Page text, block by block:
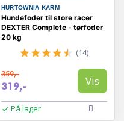
HURTOWNIA KARM
Hundefoder til store racer
DEXTER Complete - tørfoder
20 kg
(14)
359,-
319,- Vis
På lager